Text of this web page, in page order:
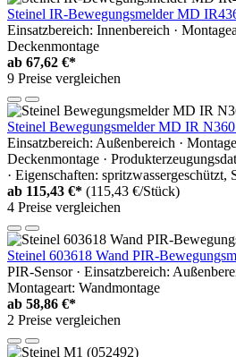
Steinel IR-Bewegungsmelder MD
Einsatzbereich: Innenbereich ·
Deckenmontage
ab 67,62 €*
9 Preise vergleichen
Steinel Bewegungsmelder MD IR
Einsatzbereich: Außenbereich ·
Deckenmontage ·
· Eigenschaften: spritzwassergeschützt,
ab 115,43 €* (115,43 €/Stück)
4 Preise vergleichen
Steinel 603618 Wand PIR-
PIR-Sensor · Einsatzbereich:
Montageart: Wandmontage
ab 58,86 €*
2 Preise vergleichen